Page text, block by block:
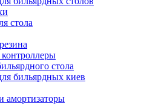
стола
стола
бильярдных киев
амортизаторы